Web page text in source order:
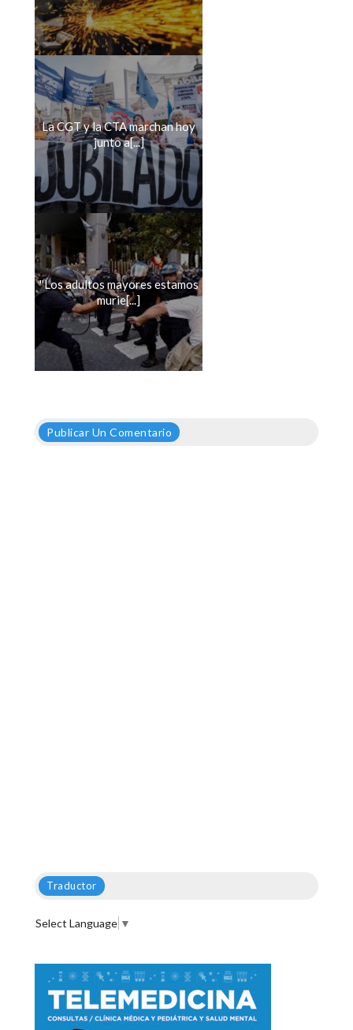
La CGT y la CTA marchan hoy
junto a[...]
''Los adultos mayores estamos
murie[...]
Publicar Un Comentario
Traductor
Select Language ▼